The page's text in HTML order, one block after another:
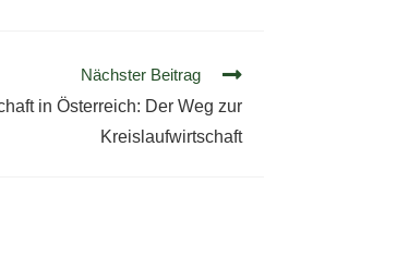
Nächster Beitrag
in Österreich: Der Weg zur
Kreislaufwirtschaft